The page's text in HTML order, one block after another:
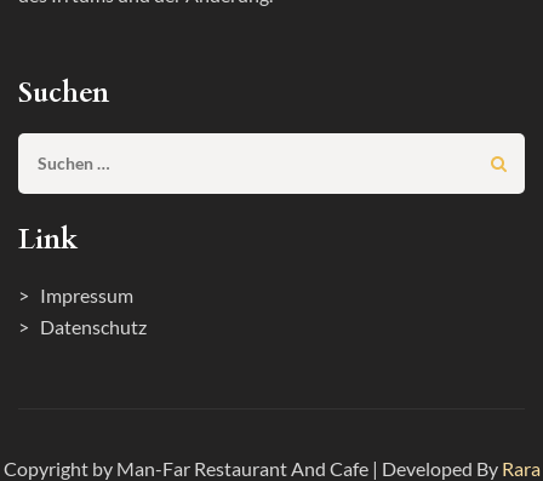
Suchen
Suchen
nach:
Link
> Impressum
> Datenschutz
Copyright by Man-Far Restaurant And Cafe | Developed By Rara